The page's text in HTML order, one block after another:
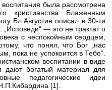
воспитания была рассмотрена
христианства Блаженным
Бл.Августин описал в 30-ти
— это не трактат о
с неспокойным сердцем,
что понял, что Бог „нас
пока не успокоится в Тебе“.
воспитании в виде
дают богатый материал для
педагогические идеи
[1].